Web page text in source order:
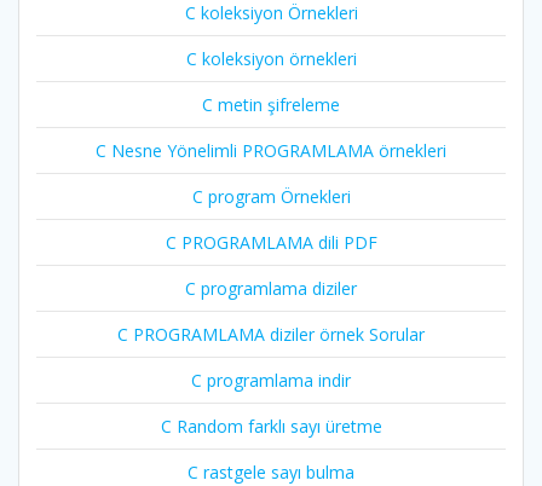
C koleksiyon Örnekleri
C koleksiyon örnekleri
C metin şifreleme
C Nesne Yönelimli PROGRAMLAMA örnekleri
C program Örnekleri
C PROGRAMLAMA dili PDF
C programlama diziler
C PROGRAMLAMA diziler örnek Sorular
C programlama indir
C Random farklı sayı üretme
C rastgele sayı bulma